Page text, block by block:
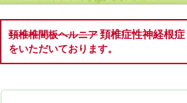
頚椎椎間板ヘルニア頚椎症性神経根症
をいただいております。